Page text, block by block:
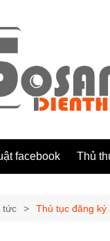
facebook Thủ
tức Thủ tục đăng ký